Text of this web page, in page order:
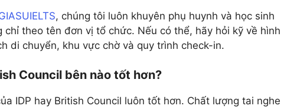
, chúng tôi luôn khuyên phụ huynh và học sinh
theo tên đơn vị tổ chức. Nếu có thể, hãy hỏi kỹ về hình
di chuyển, khu vực chờ và quy trình check-in.
Council bên nào tốt hơn?
IDP hay British Council luôn tốt hơn. Chất lượng tai nghe